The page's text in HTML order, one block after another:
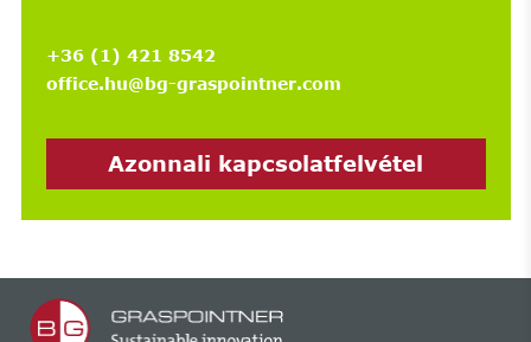
+36 (1) 421 8542
office.hu@bg-graspointner.com
Azonnali kapcsolatfelvétel